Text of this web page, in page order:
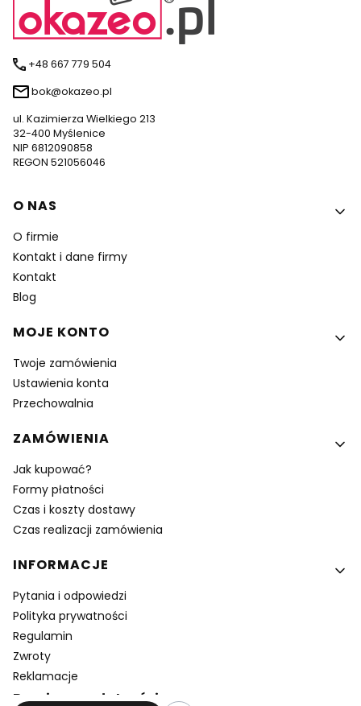
+48 667 779 504
bok@okazeo.pl
ul. Kazimierza Wielkiego 213
32-400 Myślenice
NIP 6812090858
REGON 521056046
Linki w stopce
O NAS
O firmie
Kontakt i dane firmy
Kontakt
Blog
MOJE KONTO
Twoje zamówienia
Ustawienia konta
Przechowalnia
ZAMÓWIENIA
Jak kupować?
Formy płatności
Czas i koszty dostawy
Czas realizacji zamówienia
INFORMACJE
Pytania i odpowiedzi
Polityka prywatności
Regulamin
Zwroty
Reklamacje
Bezpieczne płatności